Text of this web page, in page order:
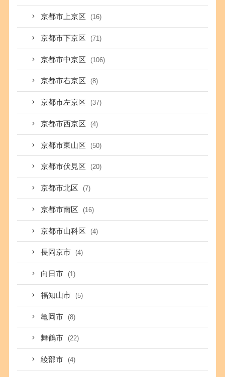
京都市上京区 (16)
京都市下京区 (71)
京都市中京区 (106)
京都市右京区 (8)
京都市左京区 (37)
京都市西京区 (4)
京都市東山区 (50)
京都市伏見区 (20)
京都市北区 (7)
京都市南区 (16)
京都市山科区 (4)
長岡京市 (4)
向日市 (1)
福知山市 (5)
亀岡市 (8)
舞鶴市 (22)
綾部市 (4)